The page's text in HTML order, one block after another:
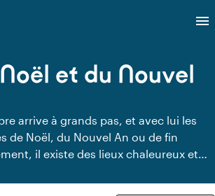
menu
et du Nouvel
arrive à grands pas, et avec lui les
de Noël, du Nouvel An ou de fin
il existe des lieux chaleureux et
et de préparatifs. Vous trouverez ici